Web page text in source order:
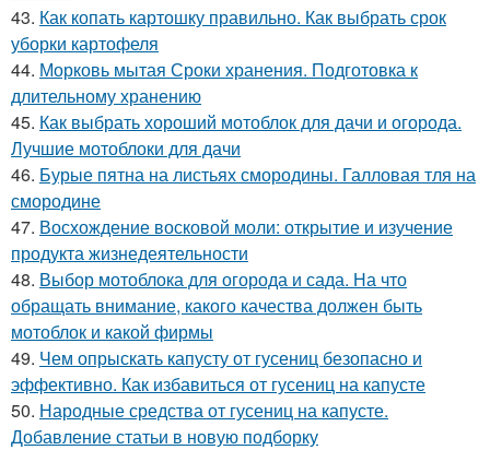
43. Как копать картошку правильно. Как выбрать срок
уборки картофеля
44. Морковь мытая Сроки хранения. Подготовка к
длительному хранению
45. Как выбрать хороший мотоблок для дачи и огорода.
Лучшие мотоблоки для дачи
46. Бурые пятна на листьях смородины. Галловая тля на
смородине
47. Восхождение восковой моли: открытие и изучение
продукта жизнедеятельности
48. Выбор мотоблока для огорода и сада. На что
обращать внимание, какого качества должен быть
мотоблок и какой фирмы
49. Чем опрыскать капусту от гусениц безопасно и
эффективно. Как избавиться от гусениц на капусте
50. Народные средства от гусениц на капусте.
Добавление статьи в новую подборку